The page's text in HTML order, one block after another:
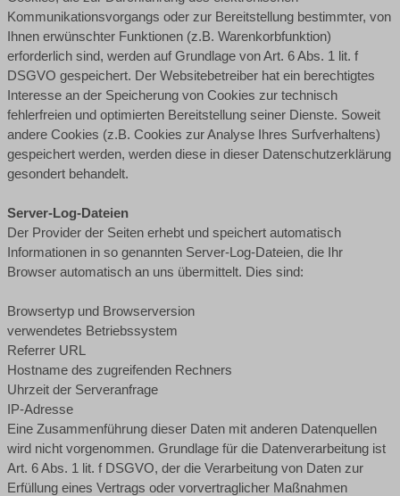
Kommunikationsvorgangs oder zur Bereitstellung bestimmter, von
Ihnen erwünschter Funktionen (z.B. Warenkorbfunktion)
erforderlich sind, werden auf Grundlage von Art. 6 Abs. 1 lit. f
DSGVO gespeichert. Der Websitebetreiber hat ein berechtigtes
Interesse an der Speicherung von Cookies zur technisch
fehlerfreien und optimierten Bereitstellung seiner Dienste. Soweit
andere Cookies (z.B. Cookies zur Analyse Ihres Surfverhaltens)
gespeichert werden, werden diese in dieser Datenschutzerklärung
gesondert behandelt.
Server-Log-Dateien
Der Provider der Seiten erhebt und speichert automatisch
Informationen in so genannten Server-Log-Dateien, die Ihr
Browser automatisch an uns übermittelt. Dies sind:
Browsertyp und Browserversion
verwendetes Betriebssystem
Referrer URL
Hostname des zugreifenden Rechners
Uhrzeit der Serveranfrage
IP-Adresse
Eine Zusammenführung dieser Daten mit anderen Datenquellen
wird nicht vorgenommen. Grundlage für die Datenverarbeitung ist
Art. 6 Abs. 1 lit. f DSGVO, der die Verarbeitung von Daten zur
Erfüllung eines Vertrags oder vorvertraglicher Maßnahmen